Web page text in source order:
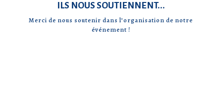
ILS NOUS SOUTIENNENT...
Merci de nous soutenir dans l’organisation de notre
événement !